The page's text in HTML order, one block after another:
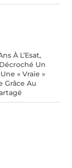
À L’Esat,
Un
« Vraie »
Grâce Au